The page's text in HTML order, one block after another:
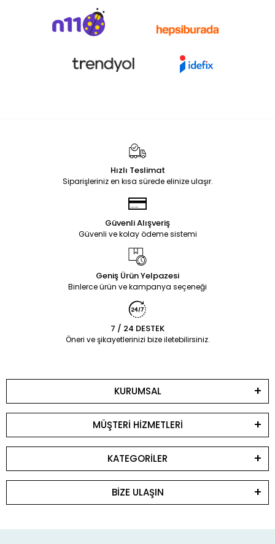
Hızlı Teslimat
Siparişleriniz en kısa sürede elinize ulaşır.
Güvenli Alışveriş
Güvenli ve kolay ödeme sistemi
Geniş Ürün Yelpazesi
Binlerce ürün ve kampanya seçeneği
7 / 24 DESTEK
Öneri ve şikayetlerinizi bize iletebilirsiniz.
KURUMSAL
MÜŞTERİ HİZMETLERİ
KATEGORİLER
BİZE ULAŞIN